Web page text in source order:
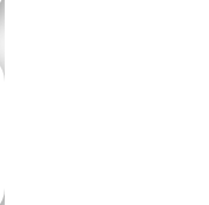
Tecnologia Humana